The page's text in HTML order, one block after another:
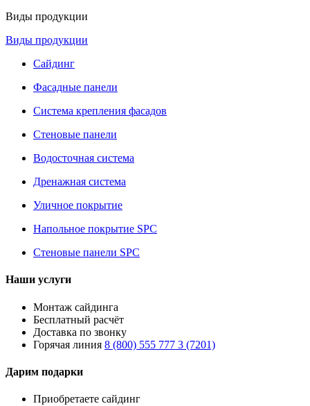
Виды продукции
Виды продукции
Сайдинг
Фасадные панели
Система крепления фасадов
Стеновые панели
Водосточная система
Дренажная система
Уличное покрытие
Напольное покрытие SPC
Стеновые панели SPC
Наши услуги
Монтаж сайдинга
Бесплатный расчёт
Доставка по звонку
Горячая линия 8 (800) 555 777 3 (7201)
Дарим подарки
Приобретаете сайдинг